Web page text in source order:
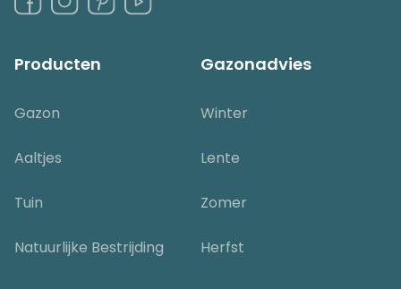
Producten
Gazon
Aaltjes
Tuin
Natuurlijke Bestrijding
Gazonadvies
Winter
Lente
Zomer
Herfst